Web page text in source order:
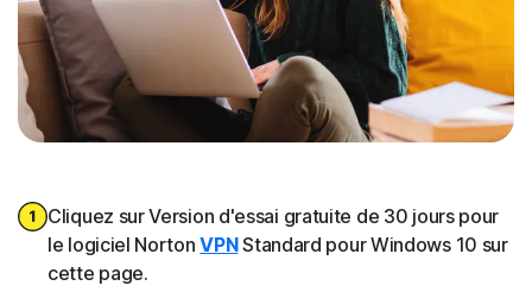
Cliquez sur Version d'essai gratuite de 30 jours pour
le logiciel NortonVPNStandard pour Windows 10 sur
cette page.